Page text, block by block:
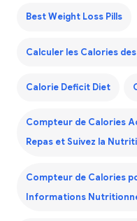
Best Weight Loss Pills
Calculer les Calories
Calorie Deficit Diet
Compteur de Calories
Repas et Suivez la
Compteur de Calories
Informations